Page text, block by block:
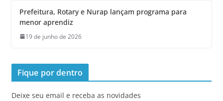
Prefeitura, Rotary e Nurap lançam programa para
menor aprendiz
19 de junho de 2026
Fique por dentro
Deixe seu email e receba as novidades